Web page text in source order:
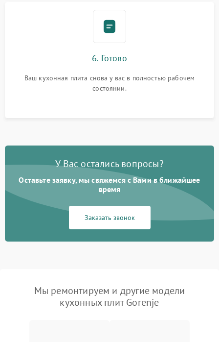
6. Готово
Ваш кухонная плита снова у вас в полностью рабочем
состоянии.
У Вас остались вопросы?
Оставьте заявку, мы свяжемся с Вами в ближайшее
время
Заказать звонок
Мы ремонтируем и другие модели
кухонных плит Gorenje